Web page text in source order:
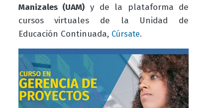
Manizales (UAM) y de la
plataforma de
cursos virtuales de la Unidad de
Educación Continuada, Cúrsate.